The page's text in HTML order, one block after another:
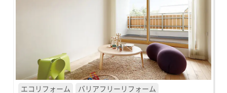
エコリフォーム バリアフリーリフォーム